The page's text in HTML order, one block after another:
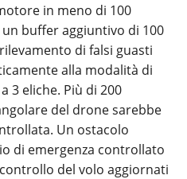
in meno di 100
buffer aggiuntivo di 100
di falsi guasti
alla modalità di
3 eliche. Più di 200
del drone sarebbe
Un ostacolo
di emergenza controllato
del volo aggiornati